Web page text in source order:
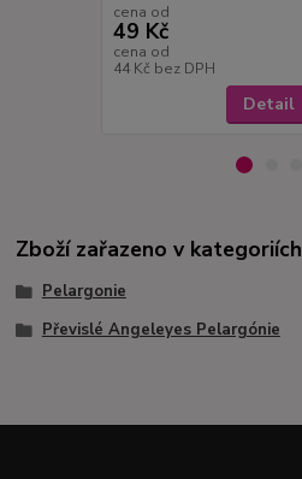
cena od
49 Kč
cena od
44 Kč bez DPH
Detail
Zboží zařazeno v kategoriích
Pelargonie
Převislé Angeleyes Pelargónie